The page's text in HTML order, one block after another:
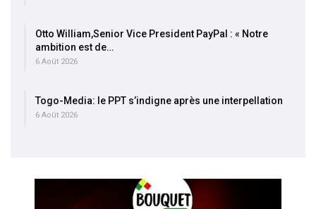
Otto William,Senior Vice President PayPal : « Notre
ambition est de…
6 Août 2026
Togo-Media: le PPT s’indigne après une interpellation
6 Août 2026